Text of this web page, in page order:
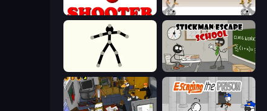
Apple Shooter Gunblood
Stick Animator Stickman Escape School